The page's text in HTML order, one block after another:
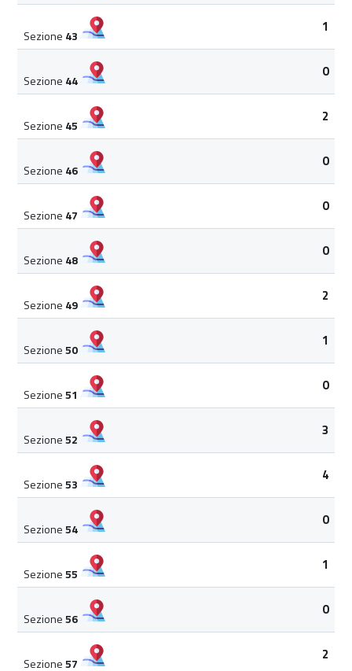
Sezione 43
1
Sezione 44
0
Sezione 45
2
Sezione 46
0
Sezione 47
0
Sezione 48
0
Sezione 49
2
Sezione50
1
Sezione51
0
Sezione52
3
Sezione53
4
Sezione54
0
Sezione55
1
Sezione56
0
Sezione57
2